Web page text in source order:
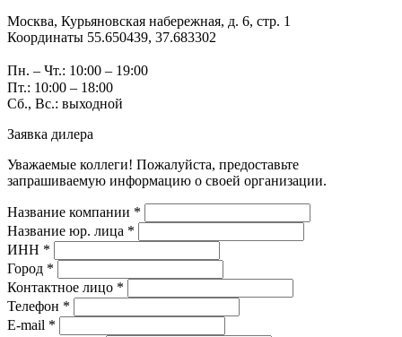
Москва, Курьяновская набережная, д. 6, стр. 1
Координаты 55.650439, 37.683302
Пн. – Чт.: 10:00 – 19:00
Пт.: 10:00 – 18:00
Сб., Вс.: выходной
Заявка дилера
Уважаемые коллеги! Пожалуйста, предоставьте
запрашиваемую информацию о своей организации.
Название компании *
Название юр. лица *
ИНН *
Город *
Контактное лицо *
Телефон *
E-mail *